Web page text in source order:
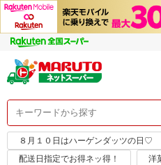
８月１０日はハーゲンダッツの日♡
配送日指定でお得ネッ得！
洋